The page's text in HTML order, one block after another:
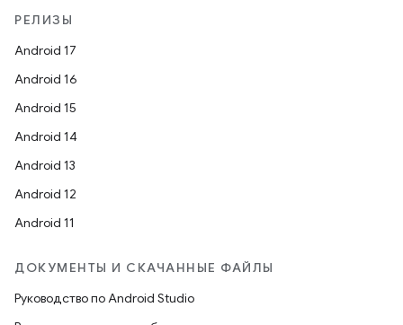
РЕЛИЗЫ
Android 17
Android 16
Android 15
Android 14
Android 13
Android 12
Android 11
ДОКУМЕНТЫ И СКАЧАННЫЕ ФАЙЛЫ
Руководство по Android Studio